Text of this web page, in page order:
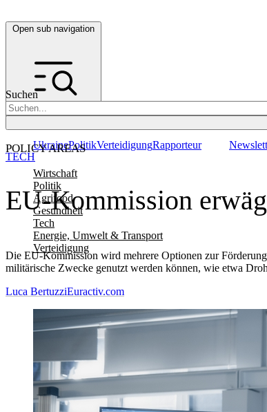
Open sub navigation
Suchen
POLICY AREAS
Wirtschaft
Politik
Agrifood
Gesundheit
Tech
Energie, Umwelt & Transport
Verteidigung
UkrainePolitikVerteidigungRapporteur
EU-Kommission
Die EU-Kommission wird mehrere Optionen zur
militärische Zwecke genutzt werden können, wie etwa
TECH
Luca BertuzziEuractiv.com